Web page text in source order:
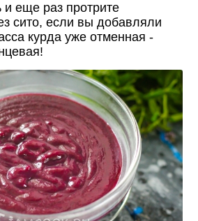
и еще раз протрите
сито, если вы добавляли
курда уже отменная -